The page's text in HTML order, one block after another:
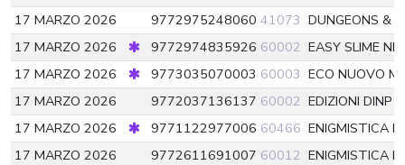
17 MARZO 2026
9772975248060 41073 DUNGEONS &
17 MARZO 2026
9772974835926 60002 EASY SLIME
17 MARZO 2026
9773035070003 60003 ECO NUOVO
17 MARZO 2026
9772037136137 60002 EDIZIONI DINP
17 MARZO 2026
9771122977006 60466 ENIGMISTICA
17 MARZO 2026
9772611691007 60012 ENIGMISTICA